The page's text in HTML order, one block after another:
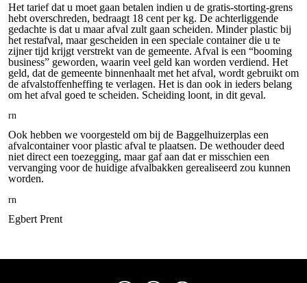
Het tarief dat u moet gaan betalen indien u de gratis-storting-grens
hebt overschreden, bedraagt 18 cent per kg. De achterliggende
gedachte is dat u maar afval zult gaan scheiden. Minder plastic bij
het restafval, maar gescheiden in een speciale container die u te
zijner tijd krijgt verstrekt van de gemeente. Afval is een “booming
business” geworden, waarin veel geld kan worden verdiend. Het
geld, dat de gemeente binnenhaalt met het afval, wordt gebruikt om
de afvalstoffenheffing te verlagen. Het is dan ook in ieders belang
om het afval goed te scheiden. Scheiding loont, in dit geval.
rn
Ook hebben we voorgesteld om bij de Baggelhuizerplas een
afvalcontainer voor plastic afval te plaatsen. De wethouder deed
niet direct een toezegging, maar gaf aan dat er misschien een
vervanging voor de huidige afvalbakken gerealiseerd zou kunnen
worden.
rn
Egbert Prent